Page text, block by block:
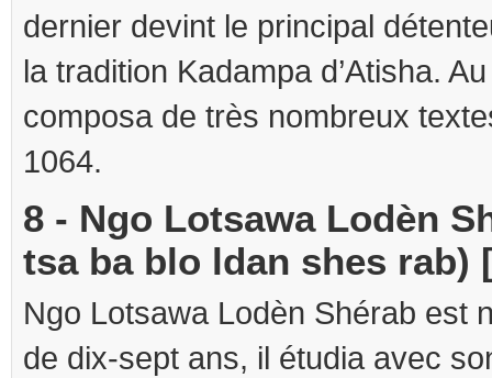
dernier devint le principal
la tradition Kadampa d’Atisha.
composa de très nombreux
1064.
8 - Ngo Lotsawa Lodèn
tsa ba blo ldan shes rab)
Ngo Lotsawa Lodèn Shérab est
de dix-sept ans, il étudia avec